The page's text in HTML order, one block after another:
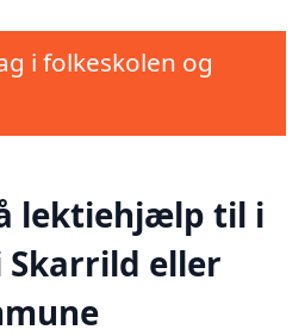
i folkeskolen og
lektiehjælp til i
Skarrild eller